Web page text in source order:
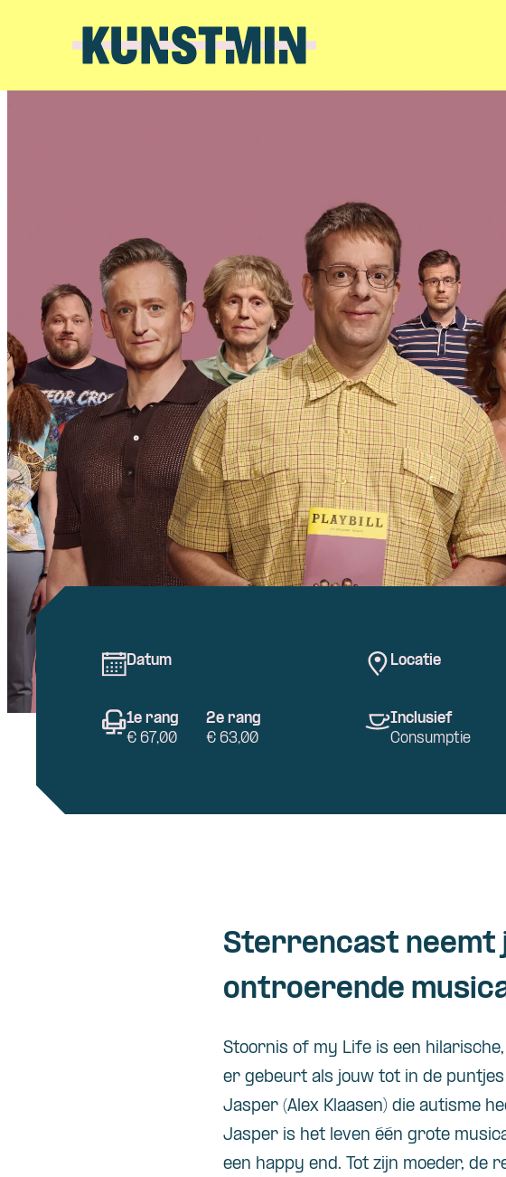
Datum Locatie
1e rang
€ 67,00
2e rang
€ 63,00
Inclusief
Consumptie
Sterrencast neemt
ontroerende
Stoornis of my Life is een
er gebeurt als jouw tot in de
Jasper (Alex Klaasen) die autisme
Jasper is het leven één grote
een happy end. Tot zijn moeder, de